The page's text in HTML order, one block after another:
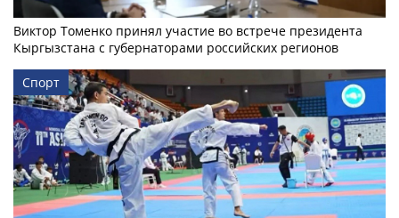
Виктор Томенко принял участие во встрече президента
Кыргызстана с губернаторами российских регионов
Спорт